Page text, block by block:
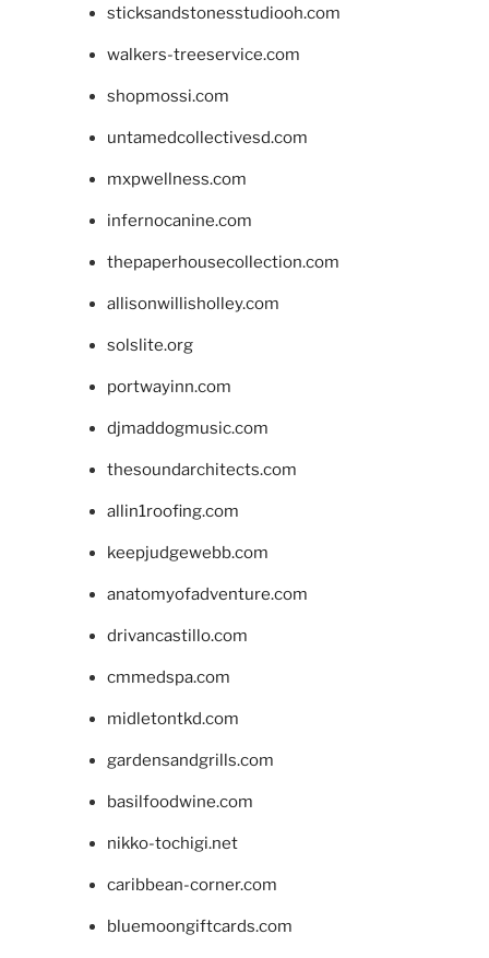
sticksandstonesstudiooh.com
walkers-treeservice.com
shopmossi.com
untamedcollectivesd.com
mxpwellness.com
infernocanine.com
thepaperhousecollection.com
allisonwillisholley.com
solslite.org
portwayinn.com
djmaddogmusic.com
thesoundarchitects.com
allin1roofing.com
keepjudgewebb.com
anatomyofadventure.com
drivancastillo.com
cmmedspa.com
midletontkd.com
gardensandgrills.com
basilfoodwine.com
nikko-tochigi.net
caribbean-corner.com
bluemoongiftcards.com